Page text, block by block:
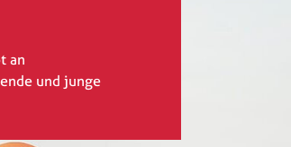
an
und junge